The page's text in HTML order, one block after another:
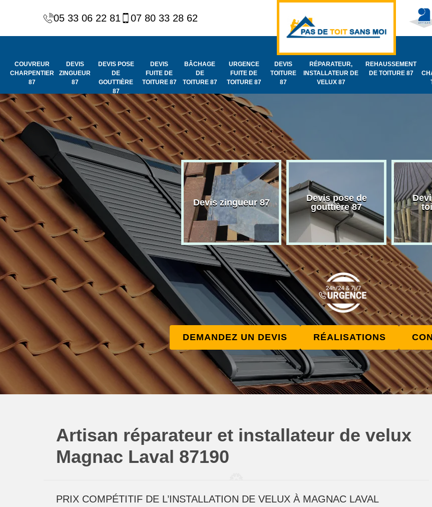
05 33 06 22 81 07 80 33 28 62
COUVREUR
CHARPENTIER
87
DEVIS
ZINGUEUR
87
DEVIS POSE
DE
GOUTTIÈRE
87
DEVIS
FUITE DE
TOITURE 87
BÂCHAGE
DE
TOITURE 87
URGENCE
FUITE DE
TOITURE 87
DEVIS
TOITURE
87
RÉPARATEUR,
INSTALLATEUR DE
VELUX 87
REHAUSSEMENT
DE TOITURE 87
et
de
toiture 87
Couvreur
charpentier 87
Devis zingueur 87
Devis pose de
gouttière 87
DEMANDEZ UN DEVIS RÉALISATIONS
Artisan réparateur et installateur de velux
Magnac Laval 87190
PRIX COMPÉTITIF DE L’INSTALLATION DE VELUX À MAGNAC LAVAL